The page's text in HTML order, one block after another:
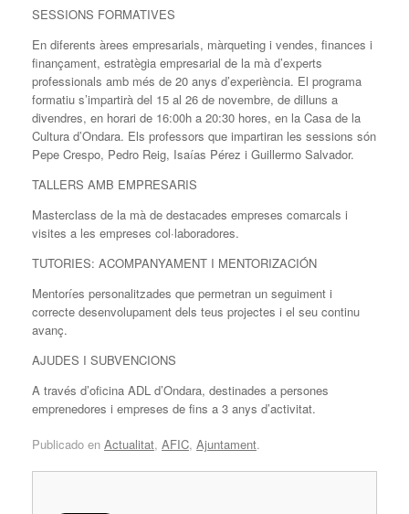
SESSIONS FORMATIVES
En diferents àrees empresarials, màrqueting i vendes, finances i
finançament, estratègia empresarial de la mà d’experts
professionals amb més de 20 anys d’experiència. El programa
formatiu s’impartirà del 15 al 26 de novembre, de dilluns a
divendres, en horari de 16:00h a 20:30 hores, en la Casa de la
Cultura d’Ondara. Els professors que impartiran les sessions són
Pepe Crespo, Pedro Reig, Isaías Pérez i Guillermo Salvador.
TALLERS AMB EMPRESARIS
Masterclass de la mà de destacades empreses comarcals i
visites a les empreses col·laboradores.
TUTORIES: ACOMPANYAMENT I MENTORIZACIÓN
Mentoríes personalitzades que permetran un seguiment i
correcte desenvolupament dels teus projectes i el seu continu
avanç.
AJUDES I SUBVENCIONS
A través d’oficina ADL d’Ondara, destinades a persones
emprenedores i empreses de fins a 3 anys d’activitat.
Publicado en Actualitat, AFIC, Ajuntament.